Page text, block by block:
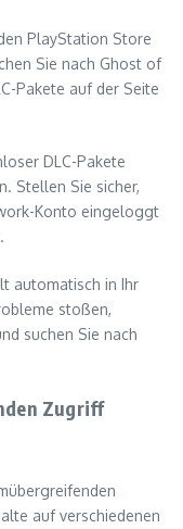
PlayStation Store
Sie nach Ghost of
Pakete auf der Seite
DLC-Pakete
Stellen Sie sicher,
Konto eingeloggt
automatisch in Ihr
stoßen,
suchen Sie nach
Zugriff
auf verschiedenen